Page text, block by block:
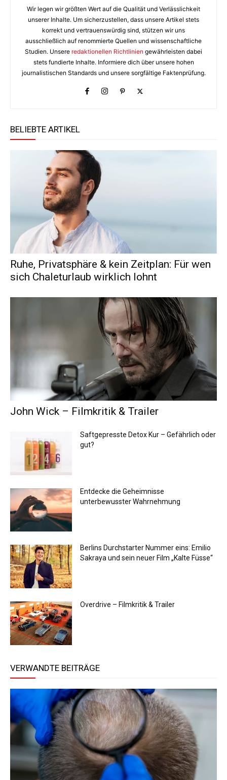
Wir legen wir größten Wert auf die Qualität und Verlässlichkeit
unserer Inhalte. Um sicherzustellen, dass unsere Artikel stets
korrekt und vertrauenswürdig sind, stützen wir uns
ausschließlich auf renommierte Quellen und wissenschaftliche
Studien. Unsere redaktionellen Richtlinien gewährleisten dabei
stets fundierte Inhalte. Informiere dich über unsere hohen
journalistischen Standards und unsere sorgfältige Faktenprüfung.
BELIEBTE ARTIKEL
Ruhe, Privatsphäre & kein Zeitplan: Für wen
sich Chaleturlaub wirklich lohnt
John Wick – Filmkritik & Trailer
Saftgepresste Detox Kur – Gefährlich oder
gut?
Entdecke die Geheimnisse
unterbewusster Wahrnehmung
Berlins Durchstarter Nummer eins: Emilio
Sakraya und sein neuer Film „Kalte Füsse“
Overdrive – Filmkritik & Trailer
VERWANDTE BEITRÄGE